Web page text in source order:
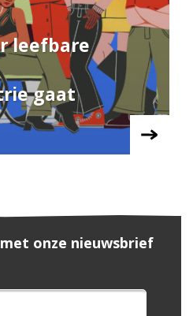
leefbare
gaat
onze nieuwsbrief